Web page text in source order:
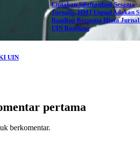
UIN
Ciptakan Silaturahmi Sesama
Jurnalis, HMJ Unpad Adakan
Banding Bersama Hima
UIN Bandung
pertama
berkomentar.